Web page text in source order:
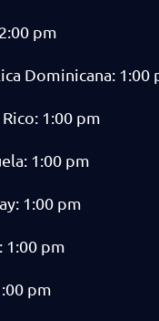
pm
Dominicana: 1:00
1:00 pm
1:00 pm
1:00 pm
1:00 pm
pm